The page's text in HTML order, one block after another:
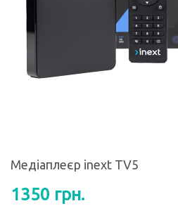
Медіаплеєр inext TV5
1350 грн.